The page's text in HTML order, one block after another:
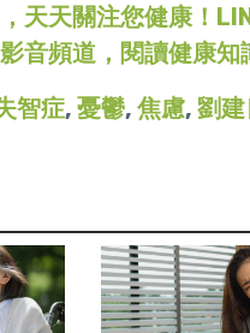
天天關注您健康！
音頻道，閱讀健康知
智症, 憂鬱, 焦慮, 劉建